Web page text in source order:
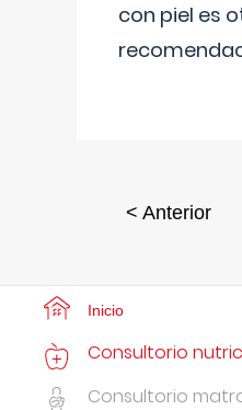
con piel es
< Anterior
Inicio
Consultorio
Consultorio